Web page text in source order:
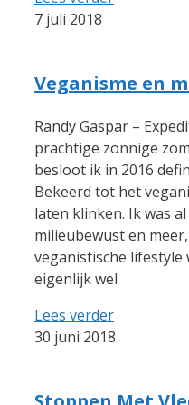
7 juli 2018
Veganisme en
Randy Gaspar –
prachtige zonnige
besloot ik in 2016
Bekeerd tot het
laten klinken. Ik was
milieubewust en
veganistische lifestyle
eigenlijk wel
Lees verder
30 juni 2018